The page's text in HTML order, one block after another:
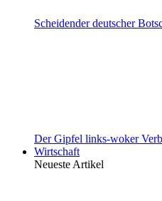
Scheidender deutscher
Der Gipfel links-woker
Wirtschaft
Neueste Artikel